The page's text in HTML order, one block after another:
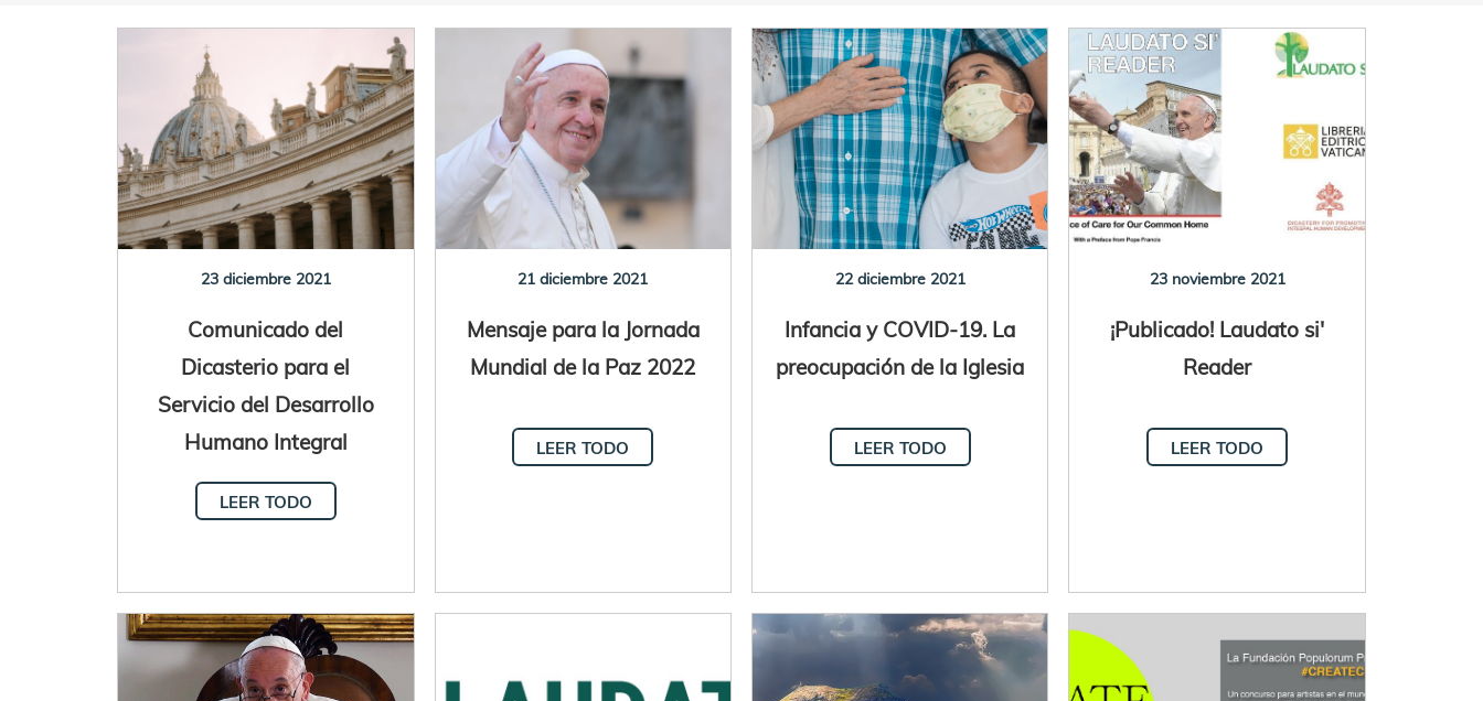
23 diciembre 2021
Comunicado del
Dicasterio para el
Servicio del Desarrollo
Humano Integral
LEER TODO
21 diciembre 2021
Mensaje para la Jornada
Mundial de la Paz 2022
LEER TODO
22 diciembre 2021
Infancia y COVID-19. La
preocupación de la Iglesia
LEER TODO
23 noviembre 2021
¡Publicado! Laudato si'
Reader
LEER TODO